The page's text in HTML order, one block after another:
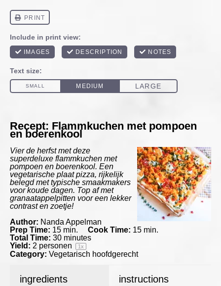
Recept: Flammkuchen met pompoen
en boerenkool
Vier de herfst met deze
superdeluxe flammkuchen met
pompoen en boerenkool. Een
vegetarische plaat pizza, rijkelijk
belegd met typische smaakmakers
voor koude dagen. Top af met
granaatappelpitten voor een lekker
contrast en zoetje!
Author: Nanda Appelman
Prep Time: 15 min. Cook Time: 15 min.
Total Time: 30 minutes
Yield: 2 personen 1x
Category: Vegetarisch hoofdgerecht
ingredients instructions